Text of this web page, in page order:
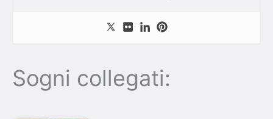
Sogni collegati: